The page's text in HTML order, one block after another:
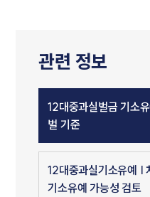
관련 정보
12대중과실벌금 기소
벌 기준
12대중과실기소유예 |
기소유예 가능성 검토